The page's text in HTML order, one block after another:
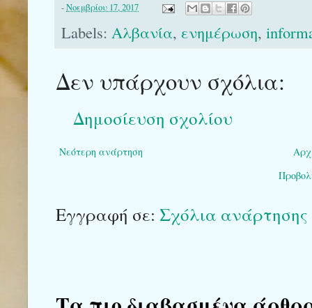
-Νοεμβρίου 17, 2017
Labels: Αλβανία, ενημέρωση,
Δεν υπάρχουν σχόλια:
Δημοσίευση σχολίου
Νεότερη ανάρτηση
Εγγραφή σε: Σχόλια